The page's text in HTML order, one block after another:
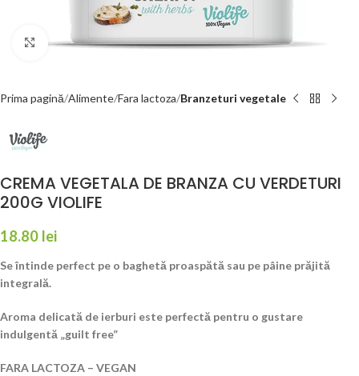
Faceți click pentru a mări
Prima pagină Alimente Fara lactoza Branzeturi vegetale
CREMA VEGETALA DE BRANZA CU VERDETURI
200G VIOLIFE
18.80 lei
Se întinde perfect pe o baghetă proaspătă sau pe pâine prăjită
integrală.
Aroma delicată de ierburi este perfectă pentru o gustare
indulgentă „guilt free”
FARA LACTOZA – VEGAN